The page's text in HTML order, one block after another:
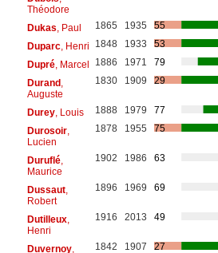
Théodore
Dukas , Paul 1865 1935
55
Duparc, Henri 1848 1933
53
Dupré, Marcel 1886 1971
79
Durand,
Auguste
1830 1909 29
Durey, Louis 1888 1979
77
Durosoir,
Lucien
1878 1955 75
Duruflé,
Maurice
1902 1986 63
Dussaut,
Robert
1896 1969 69
Dutilleux,
Henri
1916 2013 49
Duvernoy, 1842 1907 27